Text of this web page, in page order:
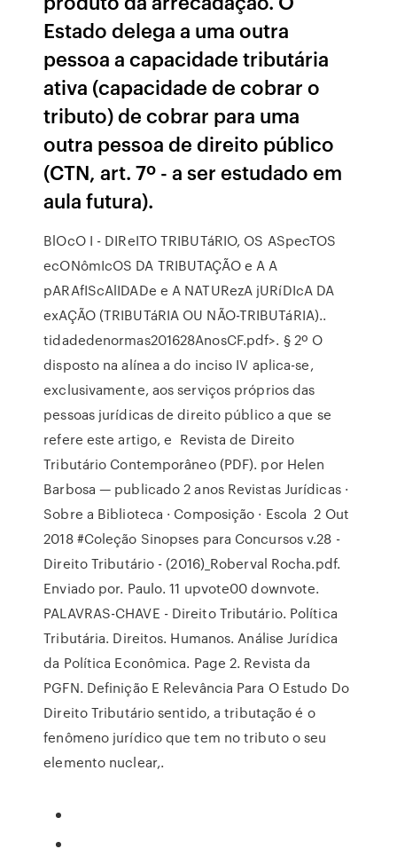
Estado delega a uma outra
pessoa a capacidade tributária
ativa (capacidade de cobrar o
tributo) de cobrar para uma
outra pessoa de direito público
(CTN, art. 7º - a ser estudado em
aula futura).
BlOcO I - DIReITO TRIBUTáRIO, OS ASpecTOS
ecONômIcOS DA TRIBUTAÇÃO e A A
pARAfIScAlIDADe e A NATURezA jURíDIcA DA
exAÇÃO (TRIBUTáRIA OU NÃO-TRIBUTáRIA)..
tidadedenormas201628AnosCF.pdf>. § 2º O
disposto na alínea a do inciso IV aplica-se,
exclusivamente, aos serviços próprios das
pessoas jurídicas de direito público a que se
refere este artigo, e Revista de Direito
Tributário Contemporâneo (PDF). por Helen
Barbosa — publicado 2 anos Revistas Jurídicas ·
Sobre a Biblioteca · Composição · Escola 2 Out
2018 #Coleção Sinopses para Concursos v.28 -
Direito Tributário - (2016)_Roberval Rocha.pdf.
Enviado por. Paulo. 11 upvote00 downvote.
PALAVRAS-CHAVE - Direito Tributário. Política
Tributária. Direitos. Humanos. Análise Jurídica
da Política Econômica. Page 2. Revista da
PGFN. Definição E Relevância Para O Estudo Do
Direito Tributário sentido, a tributação é o
fenômeno jurídico que tem no tributo o seu
elemento nuclear,.